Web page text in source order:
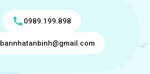
0989.199.898
bannhatanbinh@gmail.com